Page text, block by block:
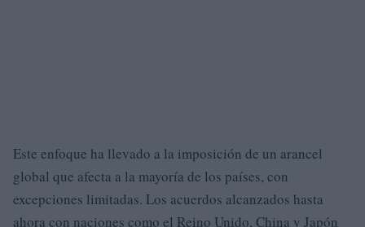
Este enfoque ha llevado a la imposición de un arancel
global que afecta a la mayoría de los países, con
excepciones limitadas. Los acuerdos alcanzados hasta
ahora con naciones como el Reino Unido, China y Japón